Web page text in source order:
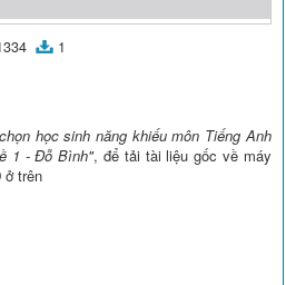
1
học sinh năng khiếu môn Tiếng Anh
1 - Đỗ Bình", để tải tài liệu gốc về máy
ở trên